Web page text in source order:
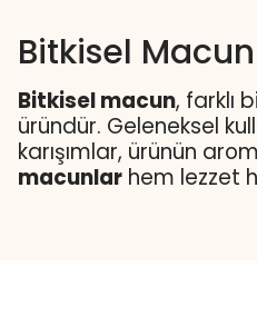
Bitkisel Macun
Bitkisel macun, farklı
üründür. Geleneksel
karışımlar, ürünün
macunlar hem lezzet